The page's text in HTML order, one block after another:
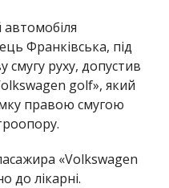
Франківська, під
смугу руху, допустив
golf», який
правою смугою
«Volkswagen
до лікарні.